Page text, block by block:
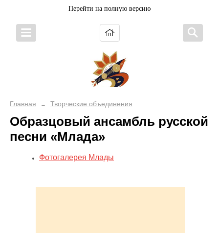
Перейти на полную версию
Главная → Творческие объединения
Образцовый ансамбль русской
песни «Млада»
Фотогалерея Млады